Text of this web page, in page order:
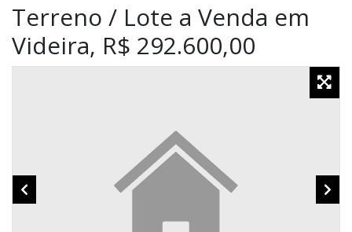
Terreno / Lote a Venda em
Videira, R$ 292.600,00